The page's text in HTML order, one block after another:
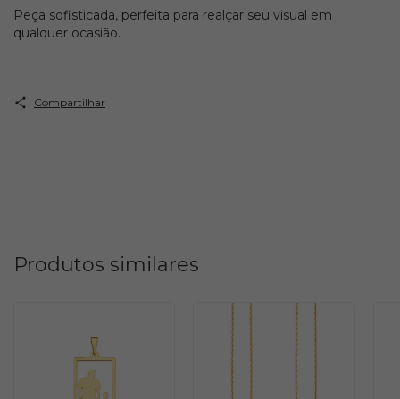
Peça sofisticada, perfeita para realçar seu visual em
qualquer ocasião.
Compartilhar
Produtos similares